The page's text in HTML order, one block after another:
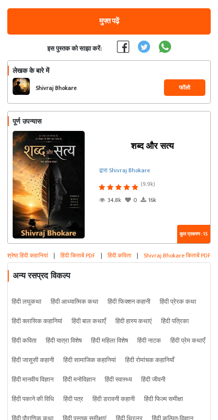
मुफ्त पढ़ें
इस पुस्तक को साझा करें:
लेखक के बारे में
Shivraj Bhokare फॉलो
पूर्ण उपन्यास
शब्द और सत्य
द्वारा Shivraj Bhokare
(9.9k)
34.8k
0 16k
कुल प्रकरण : 15
श्रेष्ठ हिंदी कहानियां | हिंदी किताबें PDF | हिंदी कविता | Shivraj Bhokare किताबें PDF
अन्य रसप्रद विकल्प
हिंदी लघुकथा हिंदी आध्यात्मिक कथा हिंदी फिक्शन कहानी
हिंदी प्रेरक कथा
हिंदी क्लासिक कहानियां
हिंदी बाल कथाएँ हिंदी हास्य कथाएं
हिंदी पत्रिका
हिंदी कविता
हिंदी यात्रा विशेष हिंदी महिला विशेष हिंदी नाटक
हिंदी प्रेम कथाएँ
हिंदी जासूसी कहानी
हिंदी सामाजिक कहानियां
हिंदी रोमांचक कहानियाँ
हिंदी मानवीय विज्ञान
हिंदी मनोविज्ञान हिंदी स्वास्थ्य
हिंदी जीवनी
हिंदी पकाने की विधि
हिंदी पत्र हिंदी डरावनी कहानी
हिंदी फिल्म समीक्षा